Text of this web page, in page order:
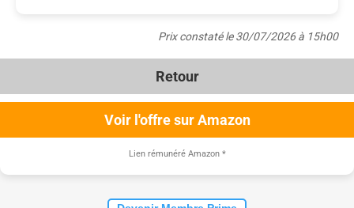
Prix constaté le 30/07/2026 à 15h00
Retour
Voir l'offre sur Amazon
Lien rémunéré Amazon *